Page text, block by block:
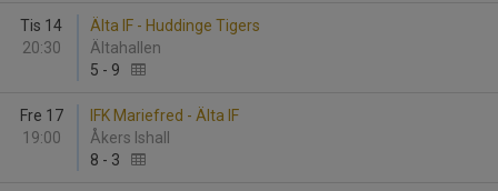
Tis 14
20:30
Älta IF - Huddinge Tigers
Ältahallen
5 - 9
Fre 17
19:00
IFK Mariefred - Älta IF
Åkers Ishall
8 - 3